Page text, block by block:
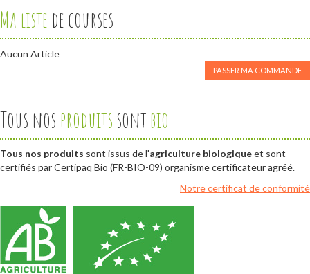
Ma liste de courses
Aucun Article
PASSER MA COMMANDE
Tous nos produits sontbio
Tous nos produits sont issus de l'agriculture biologiqueet sont
certifiés par Certipaq Bio (FR-BIO-09) organisme certificateur agréé.
Notre certificat de conformité